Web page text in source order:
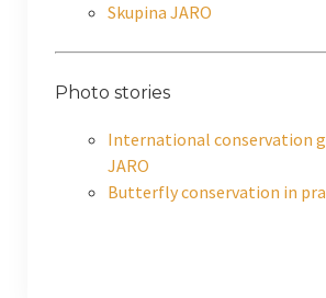
Skupina JARO
Photo stories
International conservation
JARO
Butterfly conservation in